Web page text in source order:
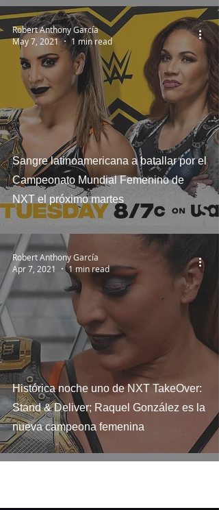
Sangre latinoamericana a batallar por el
Campeonato Mundial Femenino de
NXT el próximo martes
Robert Anthony García
May 7, 2021
1 min read
Histórica noche uno de NXT TakeOver:
Stand & Deliver; Raquel González es la
nueva campeona femenina
Robert Anthony García
Apr 7, 2021
1 min read